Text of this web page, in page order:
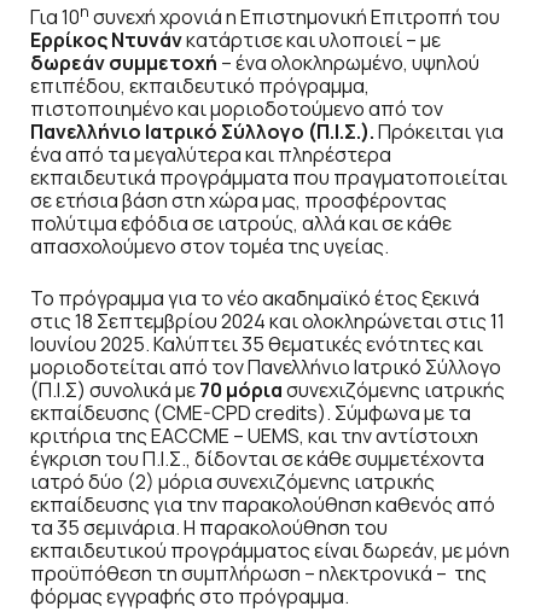
Για 10η συνεχή χρονιά η Επιστημονική Επιτροπή του
Ερρίκος Ντυνάνκατάρτισε και υλοποιεί – με
δωρεάν συμμετοχή – ένα ολοκληρωμένο, υψηλού
επιπέδου, εκπαιδευτικό πρόγραμμα,
πιστοποιημένο και μοριοδοτούμενο από τον
Πανελλήνιο Ιατρικό Σύλλογο (Π.Ι.Σ.).Πρόκειται για
ένα από τα μεγαλύτερα και πληρέστερα
εκπαιδευτικά προγράμματα που πραγματοποιείται
σε ετήσια βάση στη χώρα μας, προσφέροντας
πολύτιμα εφόδια σε ιατρούς, αλλά και σε κάθε
απασχολούμενο στον τομέα της υγείας.
Το πρόγραμμα για το νέο ακαδημαϊκό έτος ξεκινά
στις 18 Σεπτεμβρίου 2024 και ολοκληρώνεται στις 11
Ιουνίου 2025. Καλύπτει 35 θεματικές ενότητες και
μοριοδοτείται από τον Πανελλήνιο Ιατρικό Σύλλογο
(Π.Ι.Σ) συνολικά με70 μόριασυνεχιζόμενης ιατρικής
εκπαίδευσης (CME-CPD credits). Σύμφωνα με τα
κριτήρια της EACCME – UEMS, και την αντίστοιχη
έγκριση του Π.Ι.Σ., δίδονται σε κάθε συμμετέχοντα
ιατρό δύο (2) μόρια συνεχιζόμενης ιατρικής
εκπαίδευσης για την παρακολούθηση καθενός από
τα 35 σεμινάρια. Η παρακολούθηση του
εκπαιδευτικού προγράμματος είναι δωρεάν, με μόνη
προϋπόθεση τη συμπλήρωση – ηλεκτρονικά – της
φόρμας εγγραφής στο πρόγραμμα.